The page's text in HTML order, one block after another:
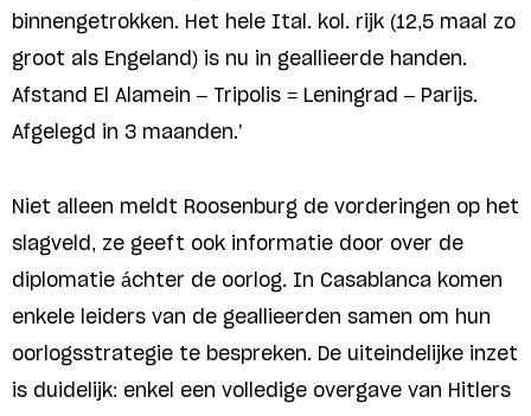
binnengetrokken. Het hele Ital. kol. rijk (12,5 maal zo
groot als Engeland) is nu in geallieerde handen.
Afstand El Alamein – Tripolis = Leningrad – Parijs.
Afgelegd in 3 maanden.’
Niet alleen meldt Roosenburg de vorderingen op het
slagveld, ze geeft ook informatie door over de
diplomatie áchter de oorlog. In Casablanca komen
enkele leiders van de geallieerden samen om hun
oorlogsstrategie te bespreken. De uiteindelijke inzet
is duidelijk: enkel een volledige overgave van Hitlers